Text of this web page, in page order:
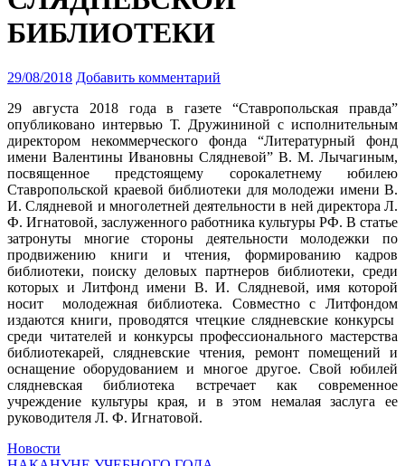
БИБЛИОТЕКИ
29/08/2018 Добавить комментарий
29 августа 2018 года в газете “Ставропольская правда”
опубликовано интервью Т. Дружининой с исполнительным
директором некоммерческого фонда “Литературный фонд
имени Валентины Ивановны Слядневой” В. М. Лычагиным,
посвященное предстоящему сорокалетнему юбилею
Ставропольской краевой библиотеки для молодежи имени В.
И. Слядневой и многолетней деятельности в ней директора Л.
Ф. Игнатовой, заслуженного работника культуры РФ. В статье
затронуты многие стороны деятельности молодежки по
продвижению книги и чтения, формированию кадров
библиотеки, поиску деловых партнеров библиотеки, среди
которых и Литфонд имени В. И. Слядневой, имя которой
носит молодежная библиотека. Совместно с Литфондом
издаются книги, проводятся чтецкие слядневские конкурсы
среди читателей и конкурсы профессионального мастерства
библиотекарей, слядневские чтения, ремонт помещений и
оснащение оборудованием и многое другое. Свой юбилей
слядневская библиотека встречает как современное
учреждение культуры края, и в этом немалая заслуга ее
руководителя Л. Ф. Игнатовой.
Новости